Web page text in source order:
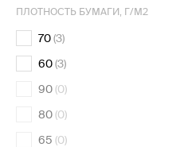
ПЛОТНОСТЬ БУМАГИ, Г/М2
70(3)
60(3)
90(0)
80(0)
65 (0)